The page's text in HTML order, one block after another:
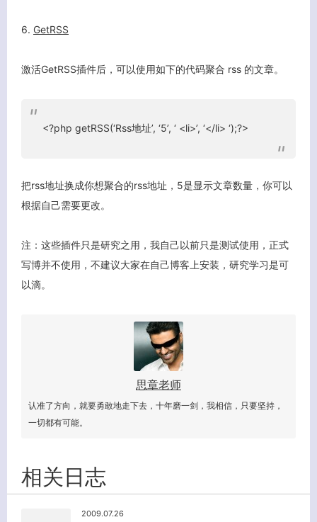
6. GetRSS
激活GetRSS插件后，可以使用如下的代码聚合 rss 的文章。
<?php getRSS(‘Rss地址’, ‘5’, ‘ <li>’, ‘</li> ‘);?>
把rss地址换成你想聚合的rss地址，5是显示文章数量，你可以
根据自己需要更改。
注：这些插件只是研究之用，我自己以前只是测试使用，正式
写博并不使用，不建议大家在自己博客上安装，研究学习是可
以滴。
思章老师
认准了方向，就要勇敢地走下去，十年磨一剑，我相信，只要坚持，
一切都有可能。
相关日志
2009.07.26